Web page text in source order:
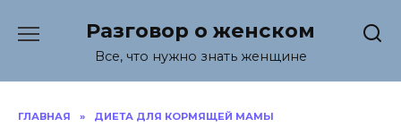
содержанию
Разговор о женском
Все, что нужно знать женщине
ГЛАВНАЯ » ДИЕТА ДЛЯ КОРМЯЩЕЙ МАМЫ